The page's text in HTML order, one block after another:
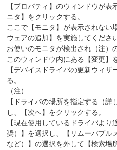
【プロパティ】のウィンドウが
ニタ】をクリックする。
ここで【モニタ】が表示されない
ウェアの追加】を実施してくださ
お使いのモニタが検出され（注）
このウィンドウ内にある【変更】
【デバイスドライバの更新ウィ
る。
（注）
【ドライバの場所を指定する（
し、【次へ】をクリックする。
【現在使用しているドライバよ
奨）】を選択し、【リムーバブル
など）】の選択を外して【検索場